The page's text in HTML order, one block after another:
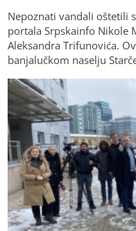
Nepoznati vandali oštetili
portala Srpskainfo Nikole
Aleksandra Trifunovića.
banjalučkom naselju